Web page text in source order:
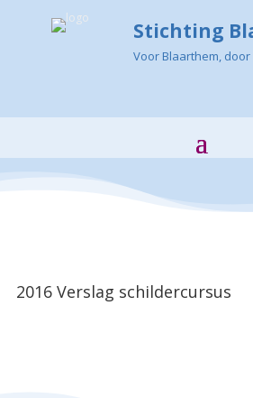
Stichting
Voor Blaarthem,
2016 Verslag schildercursus